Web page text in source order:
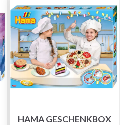
HAMA GESCHENKBOX